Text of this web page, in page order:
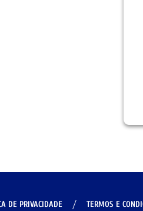
DE PRIVACIDADE TERMOS E